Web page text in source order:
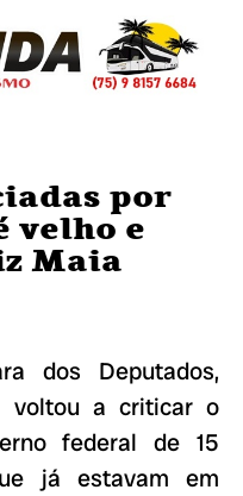
por
velho e
Maia
dos Deputados,
voltou a criticar o
federal de 15
já estavam em